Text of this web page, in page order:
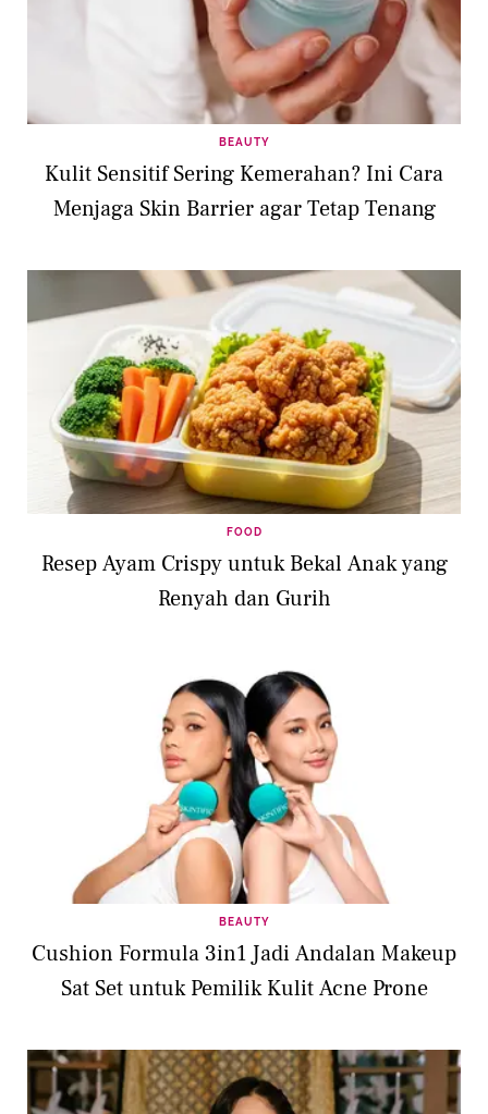
BEAUTY
Kulit Sensitif Sering Kemerahan? Ini Cara
Menjaga Skin Barrier agar Tetap Tenang
FOOD
Resep Ayam Crispy untuk Bekal Anak yang
Renyah dan Gurih
BEAUTY
Cushion Formula 3in1 Jadi Andalan Makeup
Sat Set untuk Pemilik Kulit Acne Prone